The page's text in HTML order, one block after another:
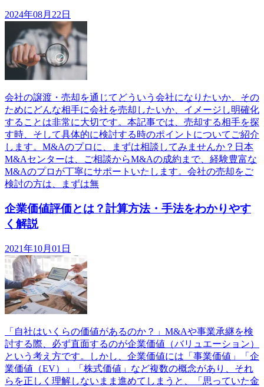
2024年08月22日
会社の譲渡・売却を通じてどういう会社になりたいか、その
ためにどんな相手に会社を売却したいか、イメージし明確化
することは非常に大切です。本記事では、売却する相手を探
す時、そして具体的に検討する時のポイントについてご紹介
します。M&Aのプロに、まずは相談してみませんか？日本
M&Aセンターは、ご相談からM&Aの成約まで、経験豊富な
M&Aのプロが丁寧にサポートいたします。会社の売却をご
検討の方は、まずは無
企業価値評価とは？計算方法・手法をわかりやす
く解説
2021年10月01日
「自社はいくらの価値があるのか？」M&Aや事業承継を検
討する際、必ず直面するのが企業価値（バリュエーション）
という考え方です。しかし、企業価値には「事業価値」「企
業価値（EV）」「株式価値」など複数の概念があり、それ
らを正しく理解しないまま進めてしまうと、「思っていた金